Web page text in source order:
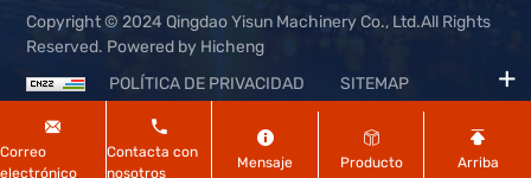
Copyright © 2024 Qingdao Yisun Machinery Co., Ltd.All Rights
Reserved. Powered by Hicheng
POLÍTICA DE PRIVACIDAD
SITEMAP
Correo
electrónico
Contacta con
nosotros
Mensaje Producto Arriba